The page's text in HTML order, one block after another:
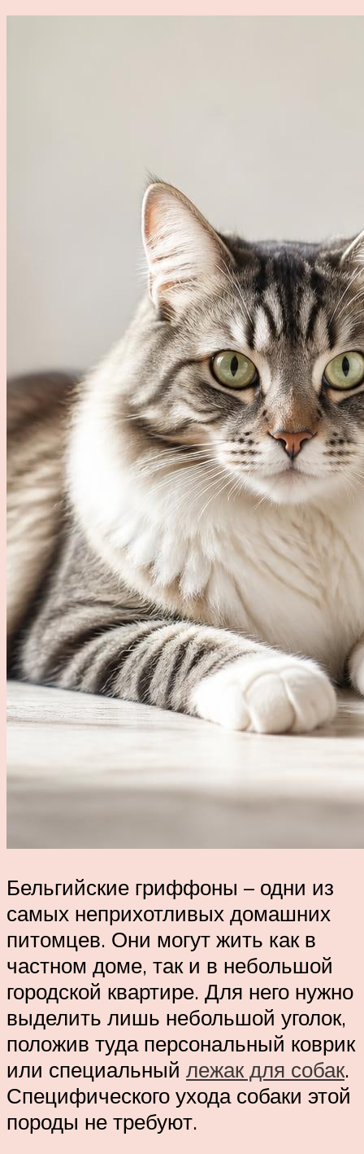
Бельгийские гриффоны – одни из
самых неприхотливых домашних
питомцев. Они могут жить как в
частном доме, так и в небольшой
городской квартире. Для него нужно
выделить лишь небольшой уголок,
положив туда персональный коврик
или специальный лежак для собак.
Специфического ухода собаки этой
породы не требуют.